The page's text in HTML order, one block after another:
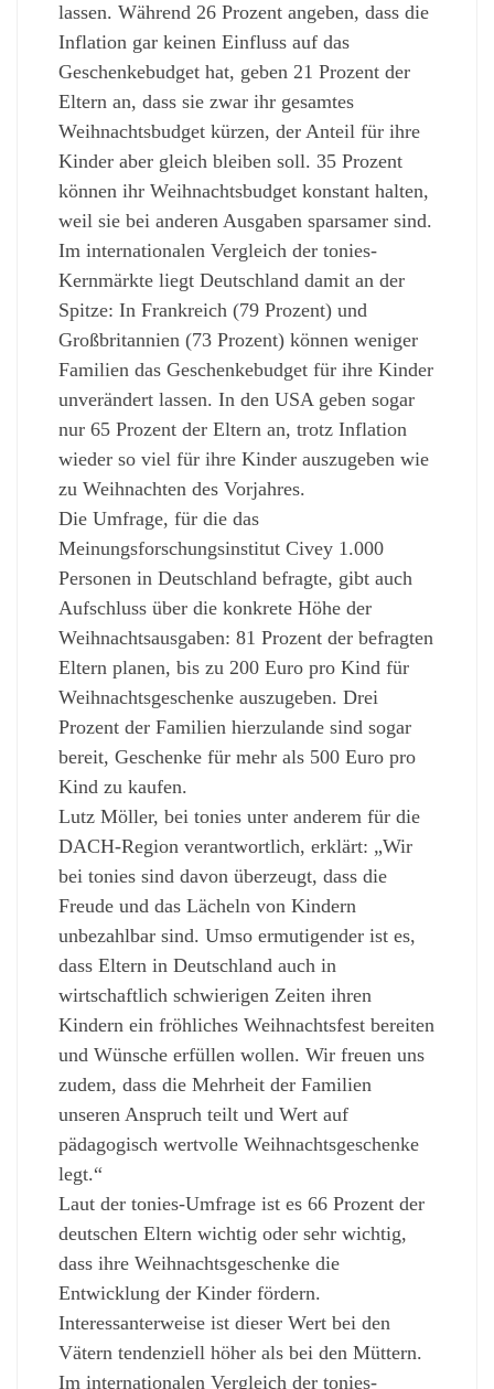
lassen. Während 26 Prozent angeben, dass die
Inflation gar keinen Einfluss auf das
Geschenkebudget hat, geben 21 Prozent der
Eltern an, dass sie zwar ihr gesamtes
Weihnachtsbudget kürzen, der Anteil für ihre
Kinder aber gleich bleiben soll. 35 Prozent
können ihr Weihnachtsbudget konstant halten,
weil sie bei anderen Ausgaben sparsamer sind.
Im internationalen Vergleich der tonies-
Kernmärkte liegt Deutschland damit an der
Spitze: In Frankreich (79 Prozent) und
Großbritannien (73 Prozent) können weniger
Familien das Geschenkebudget für ihre Kinder
unverändert lassen. In den USA geben sogar
nur 65 Prozent der Eltern an, trotz Inflation
wieder so viel für ihre Kinder auszugeben wie
zu Weihnachten des Vorjahres.
Die Umfrage, für die das
Meinungsforschungsinstitut Civey 1.000
Personen in Deutschland befragte, gibt auch
Aufschluss über die konkrete Höhe der
Weihnachtsausgaben: 81 Prozent der befragten
Eltern planen, bis zu 200 Euro pro Kind für
Weihnachtsgeschenke auszugeben. Drei
Prozent der Familien hierzulande sind sogar
bereit, Geschenke für mehr als 500 Euro pro
Kind zu kaufen.
Lutz Möller, bei tonies unter anderem für die
DACH-Region verantwortlich, erklärt: „Wir
bei tonies sind davon überzeugt, dass die
Freude und das Lächeln von Kindern
unbezahlbar sind. Umso ermutigender ist es,
dass Eltern in Deutschland auch in
wirtschaftlich schwierigen Zeiten ihren
Kindern ein fröhliches Weihnachtsfest bereiten
und Wünsche erfüllen wollen. Wir freuen uns
zudem, dass die Mehrheit der Familien
unseren Anspruch teilt und Wert auf
pädagogisch wertvolle Weihnachtsgeschenke
legt.“
Laut der tonies-Umfrage ist es 66 Prozent der
deutschen Eltern wichtig oder sehr wichtig,
dass ihre Weihnachtsgeschenke die
Entwicklung der Kinder fördern.
Interessanterweise ist dieser Wert bei den
Vätern tendenziell höher als bei den Müttern.
Im internationalen Vergleich der tonies-